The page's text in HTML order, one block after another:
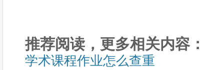
推荐阅读，更多相关内容：
学术课程作业怎么查重